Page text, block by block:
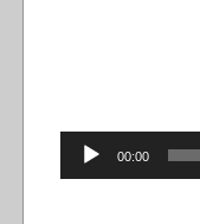
00:00